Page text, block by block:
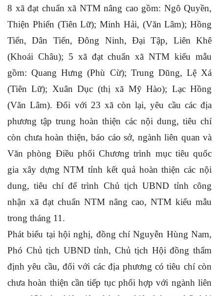
8 xã đạt chuẩn xã NTM nâng cao gồm: Ngô Quyền,
Thiện Phiến (Tiên Lữ); Minh Hải, (Văn Lâm); Hồng
Tiến, Dân Tiến, Đông Ninh, Đại Tập, Liên Khê
(Khoái Châu); 5 xã đạt chuẩn xã NTM kiểu mẫu
gồm: Quang Hưng (Phù Cừ); Trung Dũng, Lệ Xá
(Tiên Lữ); Xuân Dục (thị xã Mỹ Hào); Lạc Hồng
(Văn Lâm). Đối với 23 xã còn lại, yêu cầu các địa
phương tập trung hoàn thiện các nội dung, tiêu chí
còn chưa hoàn thiện, báo cáo sở, ngành liên quan và
Văn phòng Điều phối Chương trình mục tiêu quốc
gia xây dựng NTM tỉnh kết quả hoàn thiện các nội
dung, tiêu chí để trình Chủ tịch UBND tỉnh công
nhận xã đạt chuẩn NTM nâng cao, NTM kiểu mẫu
trong tháng 11.
Phát biểu tại hội nghị, đồng chí Nguyễn Hùng Nam,
Phó Chủ tịch UBND tỉnh, Chủ tịch Hội đồng thẩm
định yêu cầu, đối với các địa phương có tiêu chí còn
chưa hoàn thiện cần tiếp tục phối hợp với ngành liên